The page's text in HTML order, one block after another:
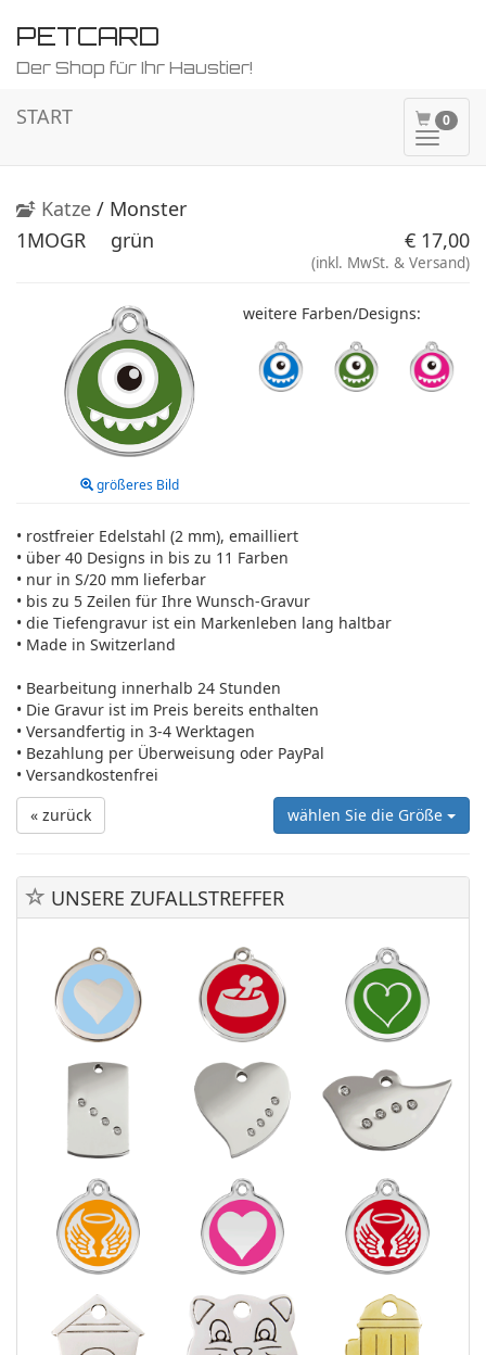
PETCARD
Der Shop für Ihr Haustier!
0
ein-/
START
Katze / Monster
1MOGR
grün € 17,00
(inkl. MwSt. & Versand)
größeres Bild
weitere Farben/Designs:
• rostfreier Edelstahl (2 mm), emailliert
• über 40 Designs in bis zu 11 Farben
• nur in S/20 mm lieferbar
• bis zu 5 Zeilen für Ihre Wunsch-Gravur
• die Tiefengravur ist ein Markenleben lang haltbar
• Made in Switzerland
• Bearbeitung innerhalb 24 Stunden
• Die Gravur ist im Preis bereits enthalten
• Versandfertig in 3-4 Werktagen
• Bezahlung per Überweisung oder PayPal
• Versandkostenfrei
« zurück
wählen Sie die Größe
UNSERE ZUFALLSTREFFER